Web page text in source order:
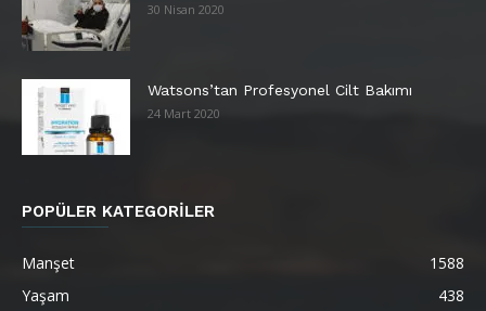
30 Nisan 2020
Watsons’tan Profesyonel Cilt Bakımı
24 Mart 2020
POPÜLER KATEGORİLER
Manşet
1588
Yaşam
438